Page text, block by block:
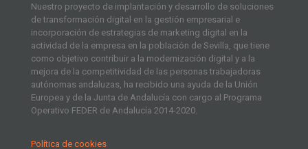
Nuestro proyecto de implantación y desarrollo de soluciones
de transformación digital en la gestión empresarial e
incorporación de estrategias de marketing digital en la
actividad de la empresa en la población de Sevilla, que tiene
como objetivo contribuir a la modernización digital y a la
mejora de la competitividad de las personas trabajadoras
autónomas andaluzas, ha recibido una ayuda de la Unión
Europea y de la Junta de Andalucía con cargo al Programa
Operativo FEDER de Andalucía 2014-2020.
Política de cookies